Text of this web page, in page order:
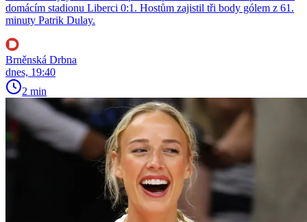
domácím stadionu Liberci 0:1. Hostům zajistil tři body gólem z 61.
minuty Patrik Dulay.
Brněnská Drbna
dnes, 19:40
2 min